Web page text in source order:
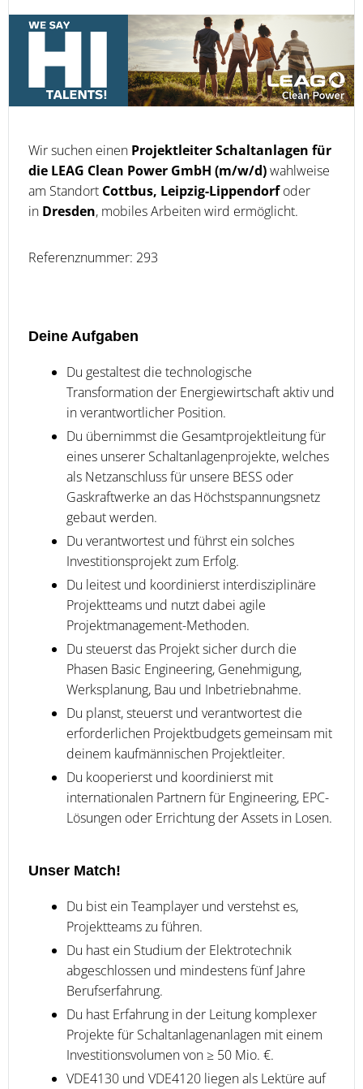
Wir suchen einen Projektleiter Schaltanlagen für
die LEAG Clean Power GmbH (m/w/d)wahlweise
am Standort Cottbus, Leipzig-Lippendorfoder
in Dresden, mobiles Arbeiten wird ermöglicht.
Referenznummer: 293
Deine Aufgaben
Du gestaltest die technologische
Transformation der Energiewirtschaft aktiv und
in verantwortlicher Position.
Du übernimmst die Gesamtprojektleitung für
eines unserer Schaltanlagenprojekte, welches
als Netzanschluss für unsere BESS oder
Gaskraftwerke an das Höchstspannungsnetz
gebaut werden.
Du verantwortest und führst ein solches
Investitionsprojekt zum Erfolg.
Du leitest und koordinierst interdisziplinäre
Projektteams und nutzt dabei agile
Projektmanagement-Methoden.
Du steuerst das Projekt sicher durch die
Phasen Basic Engineering, Genehmigung,
Werksplanung, Bau und Inbetriebnahme.
Du planst, steuerst und verantwortest die
erforderlichen Projektbudgets gemeinsam mit
deinem kaufmännischen Projektleiter.
Du kooperierst und koordinierst mit
internationalen Partnern für Engineering, EPC-
Lösungen oder Errichtung der Assets in Losen.
Unser Match!
Du bist ein Teamplayer und verstehst es,
Projektteams zu führen.
Du hast ein Studium der Elektrotechnik
abgeschlossen und mindestens fünf Jahre
Berufserfahrung.
Du hast Erfahrung in der Leitung komplexer
Projekte für Schaltanlagenanlagen mit einem
Investitionsvolumen von ≥ 50 Mio. €.
VDE4130 und VDE4120 liegen als Lektüre auf